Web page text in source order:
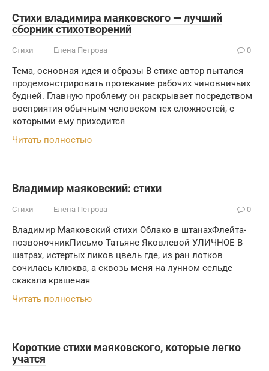
Стихи владимира маяковского — лучший
сборник стихотворений
Стихи Елена Петрова 0
Тема, основная идея и образы В стихе автор пытался
продемонстрировать протекание рабочих чиновничьих
будней. Главную проблему он раскрывает посредством
восприятия обычным человеком тех сложностей, с
которыми ему приходится
Читать полностью
Владимир маяковский: стихи
Стихи Елена Петрова 0
Владимир Маяковский стихи Облако в штанахФлейта-
позвоночникПисьмо Татьяне Яковлевой УЛИЧНОЕ В
шатрах, истертых ликов цвель где, из ран лотков
сочилась клюква, а сквозь меня на лунном сельде
скакала крашеная
Читать полностью
Короткие стихи маяковского, которые легко
учатся